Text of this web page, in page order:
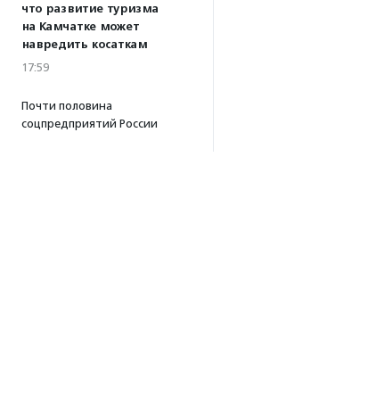
что развитие туризма
на Камчатке может
навредить косаткам
17:59
Почти половина
соцпредприятий России